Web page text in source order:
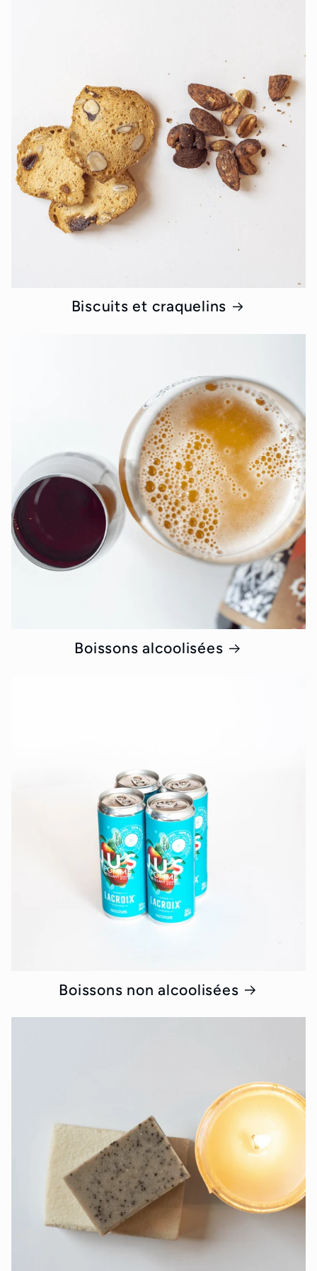
Biscuits et craquelins
Boissons alcoolisées
Boissons non alcoolisées